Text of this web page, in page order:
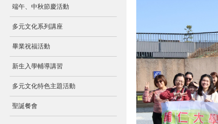
端午、中秋節慶活動
多元文化系列講座
畢業祝福活動
新生入學輔導講習
多元文化特色主題活動
聖誕餐會